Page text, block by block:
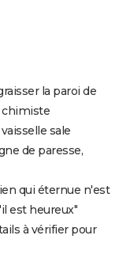
la paroi de
chimiste
sale
de paresse,
qui éternue n'est
est heureux"
à vérifier pour